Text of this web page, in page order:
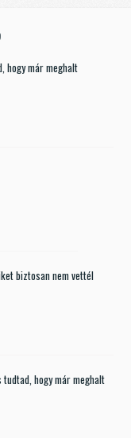
hogy már meghalt
biztosan nem vettél
hogy már meghalt